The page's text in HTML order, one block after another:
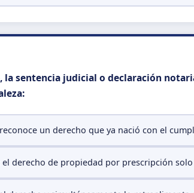
la sentencia judicial o declaración
un derecho que ya nació con el
derecho de propiedad por prescripción